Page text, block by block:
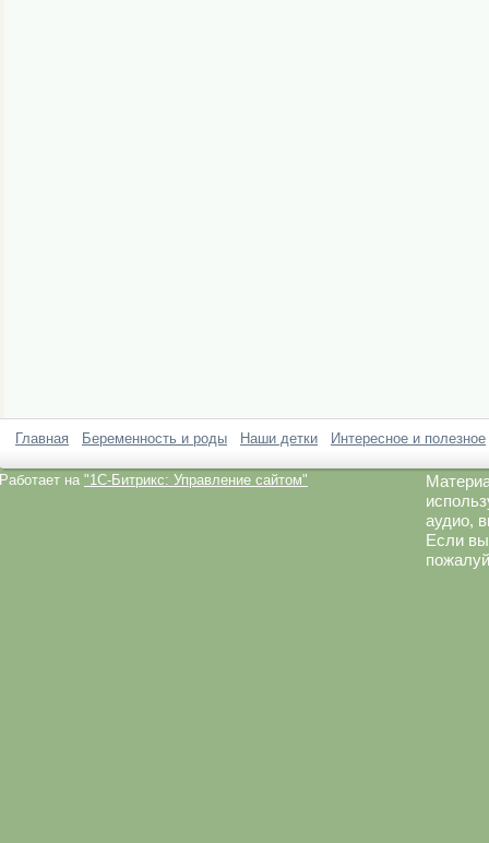
Главная Беременность и роды Наши детки Интересное и полезное
Работает на "1C-Битрикс: Управление сайтом"
аудио,
Если вы